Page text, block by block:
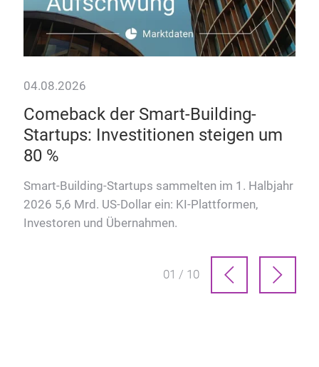
04.08.2026
Comeback der Smart-Building-
Startups: Investitionen steigen um
80 %
Smart-Building-Startups sammelten im 1. Halbjahr
2026 5,6 Mrd. US-Dollar ein: KI-Plattformen,
Investoren und Übernahmen.
01 / 10